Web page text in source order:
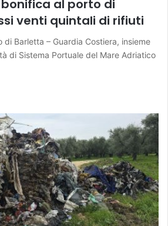
al porto di
venti quintali di rifiuti
di Barletta – Guardia Costiera, insieme
di Sistema Portuale del Mare Adriatico